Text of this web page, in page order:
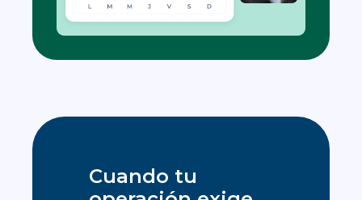
Cuando tu